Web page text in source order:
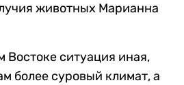
животных Марианна
Востоке ситуация иная,
более суровый климат, а